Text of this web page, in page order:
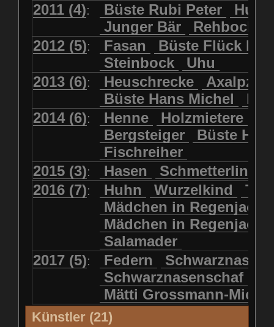
2011 (4): Büste Rubi Peter
Junger Bär
2012 (5): Fasan
Büste Flück
Steinbock
Uhu
2013 (6): Heuschrecke
Büste Hans Michel
2014 (6): Henne Holzmietere
Bergsteiger
Büste HP
Fischreiher
2015 (3): Hasen Schmetterlinge
2016 (7): Huhn Wurzelkind
Mädchen in
Mädchen in Regenjacke
Salamader
2017 (5): Federn
Schwarznasenschaf
Mätti Grossmann-
Künstler (21)